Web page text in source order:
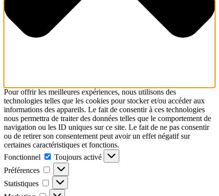
Pour offrir les meilleures expériences, nous utilisons des
technologies telles que les cookies pour stocker et/ou accéder aux
informations des appareils. Le fait de consentir à ces technologies
nous permettra de traiter des données telles que le comportement de
navigation ou les ID uniques sur ce site. Le fait de ne pas consentir
ou de retirer son consentement peut avoir un effet négatif sur
certaines caractéristiques et fonctions.
Fonctionnel
Fonctionnel
Toujours activé
Préférences
Préférences
Statistiques Statistiques
Marketing